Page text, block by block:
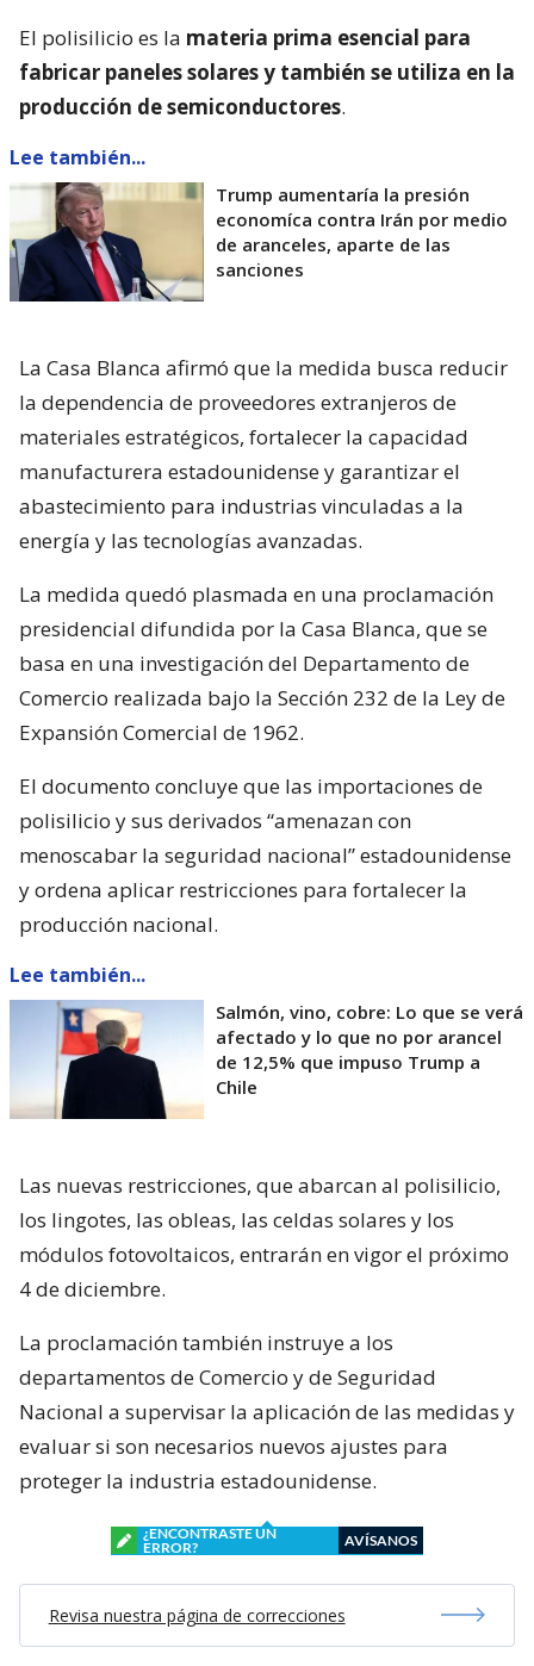
El polisilicio es la materia prima esencial para
fabricar paneles solares y también se utiliza en la
producción de semiconductores.
Lee también...
Trump aumentaría la presión
economíca contra Irán por medio
de aranceles, aparte de las
sanciones
La Casa Blanca afirmó que la medida busca reducir
la dependencia de proveedores extranjeros de
materiales estratégicos, fortalecer la capacidad
manufacturera estadounidense y garantizar el
abastecimiento para industrias vinculadas a la
energía y las tecnologías avanzadas.
La medida quedó plasmada en una proclamación
presidencial difundida por la Casa Blanca, que se
basa en una investigación del Departamento de
Comercio realizada bajo la Sección 232 de la Ley de
Expansión Comercial de 1962.
El documento concluye que las importaciones de
polisilicio y sus derivados “amenazan con
menoscabar la seguridad nacional” estadounidense
y ordena aplicar restricciones para fortalecer la
producción nacional.
Lee también...
Salmón, vino, cobre: Lo que se verá
afectado y lo que no por arancel
de 12,5% que impuso Trump a
Chile
Las nuevas restricciones, que abarcan al polisilicio,
los lingotes, las obleas, las celdas solares y los
módulos fotovoltaicos, entrarán en vigor el próximo
4 de diciembre.
La proclamación también instruye a los
departamentos de Comercio y de Seguridad
Nacional a supervisar la aplicación de las medidas y
evaluar si son necesarios nuevos ajustes para
proteger la industria estadounidense.
¿ENCONTRASTE UN
ERROR?
AVÍSANOS
Revisa nuestra página de correcciones